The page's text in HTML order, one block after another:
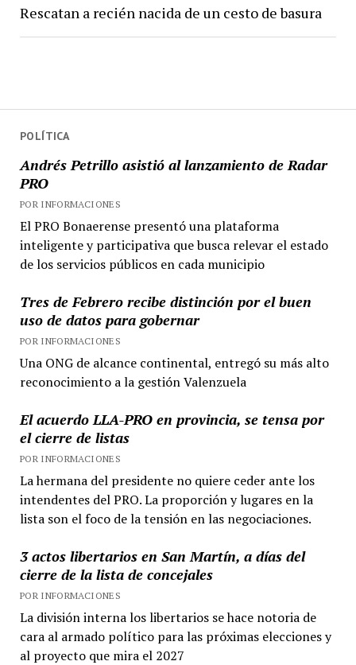
POLÍTICA
Andrés Petrillo asistió al lanzamiento de Radar
PRO
POR INFORMACIONES
El PRO Bonaerense presentó una plataforma
inteligente y participativa que busca relevar el estado
de los servicios públicos en cada municipio
Tres de Febrero recibe distinción por el buen
uso de datos para gobernar
POR INFORMACIONES
Una ONG de alcance continental, entregó su más alto
reconocimiento a la gestión Valenzuela
El acuerdo LLA-PRO en provincia, se tensa por
el cierre de listas
POR INFORMACIONES
La hermana del presidente no quiere ceder ante los
intendentes del PRO. La proporción y lugares en la
lista son el foco de la tensión en las negociaciones.
3 actos libertarios en San Martín, a días del
cierre de la lista de concejales
POR INFORMACIONES
La división interna los libertarios se hace notoria de
cara al armado político para las próximas elecciones y
al proyecto que mira el 2027
Rescatan a recién nacida de un cesto de basura